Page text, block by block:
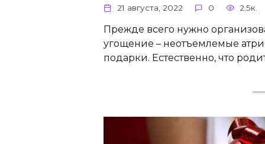
21 августа, 2022 0 2.5к.
Прежде всего нужно
угощение – неотъемлемые
подарки. Естественно, что